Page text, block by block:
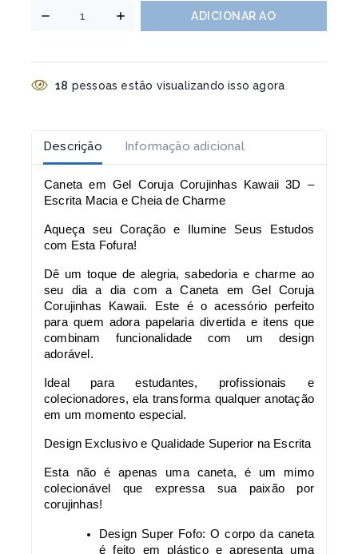
ADICIONAR AO
18 pessoas estão visualizando isso agora
Descrição Informação adicional
Caneta em Gel Coruja Corujinhas Kawaii 3D –
Escrita Macia e Cheia de Charme
Aqueça seu Coração e Ilumine Seus Estudos
com Esta Fofura!
Dê um toque de alegria, sabedoria e charme ao
seu dia a dia com a Caneta em Gel Coruja
Corujinhas Kawaii. Este é o acessório perfeito
para quem adora papelaria divertida e itens que
combinam funcionalidade com um design
adorável.
Ideal para estudantes, profissionais e
colecionadores, ela transforma qualquer anotação
em um momento especial.
Design Exclusivo e Qualidade Superior na Escrita
Esta não é apenas uma caneta, é um mimo
colecionável que expressa sua paixão por
corujinhas!
Design Super Fofo: O corpo da caneta
é feito em plástico e apresenta uma